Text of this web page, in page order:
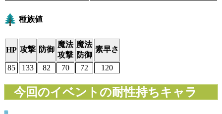
種族値
HP 攻撃 防御
魔法
攻撃
魔法
防御
素早さ
85 133 82 70 72 120
今回のイベントの耐性持ちキャラ